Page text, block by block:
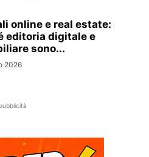
online e real estate:
editoria digitale e
sono...
2026